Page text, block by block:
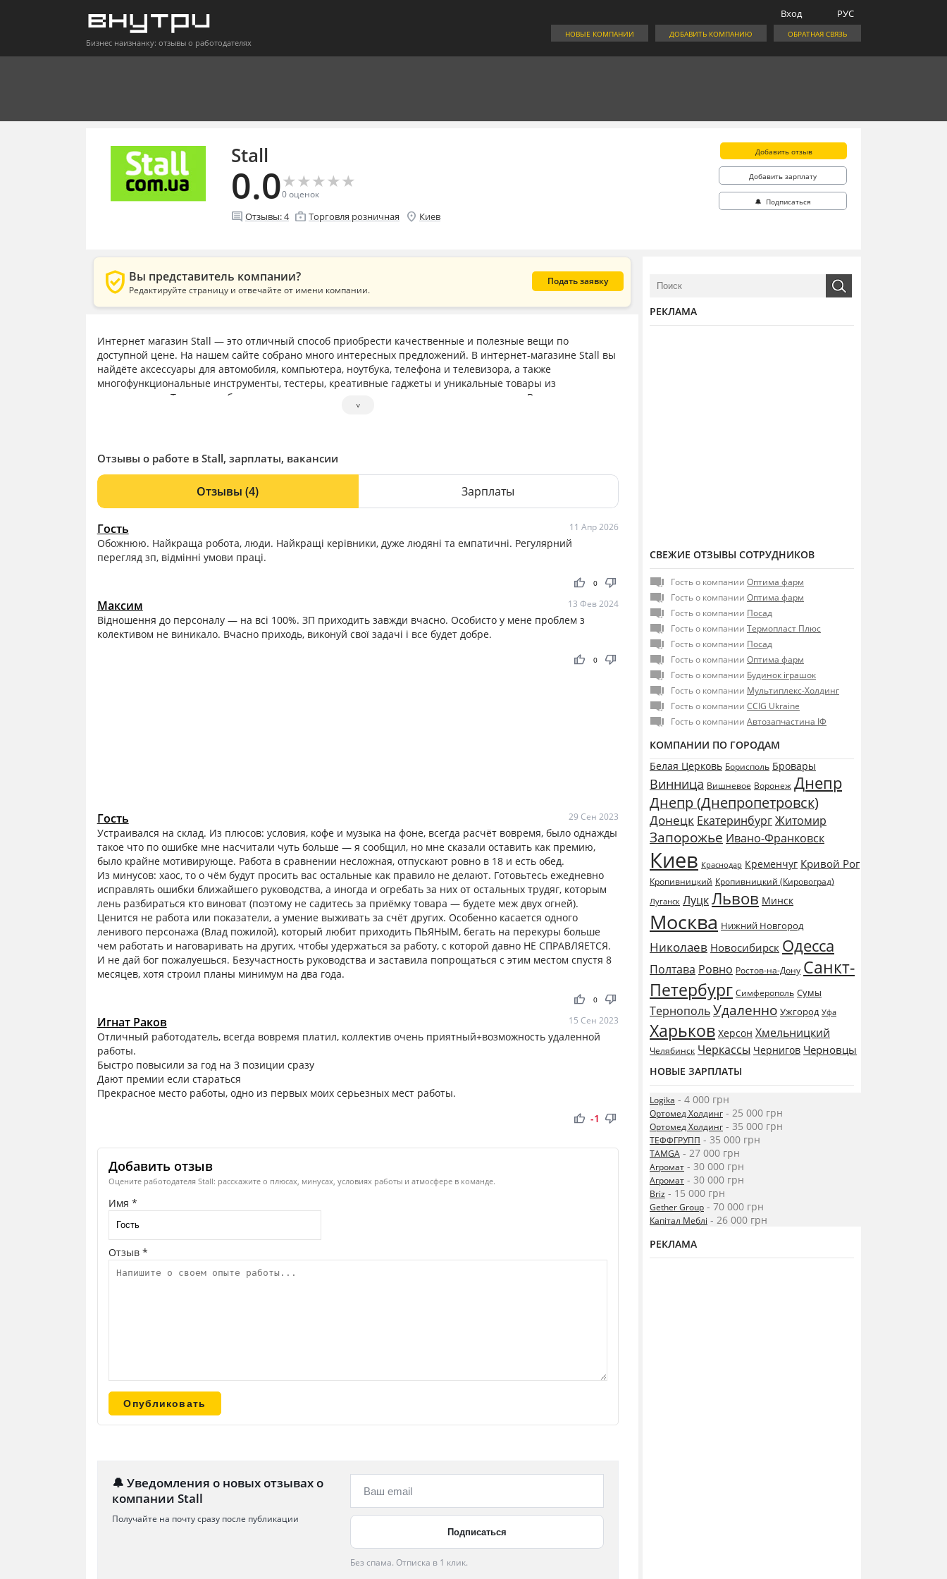
Бизнес наизнанку: отзывы о работодателях
РУС
Вход
ОБРАТНАЯ СВЯЗЬ
ДОБАВИТЬ КОМПАНИЮ
НОВЫЕ КОМПАНИИ
Stall
0.0★
★★
★★
★★
★★
★
0оценок
comment Отзывы:4 enterprise Торговля розничная location_on Киев
Добавить отзыв
Добавить зарплату
🔔 Подписаться
verified_user Вы представитель компании?
Редактируйте страницу и отвечайте от имени компании.
Подать заявку
Интернет магазин Stall — это отличный способ приобрести качественные и полезные вещи по
доступной цене. На нашем сайте собрано много интересных предложений. В интернет-магазине Stall вы
найдёте аксессуары для автомобиля, компьютера, ноутбука, телефона и телевизора, а также
многофункциональные инструменты, тестеры, креативные гаджеты и уникальные товары из
телемагазина. Теперь проблема покупки оригинальных и полезных подарков решена. В нашем магазине
есть вещи для любого возраста и повода. Не знаете, что приобрести? Обращайтесь, и мы посоветуем
˅
Отзывы о работе в Stall, зарплаты, вакансии
Отзывы(4) Зарплаты
Гость 11 Апр 2026
Обожнюю. Найкраща робота, люди. Найкращі керівники, дуже людяні та емпатичні. Регулярний
перегляд зп, відмінні умови праці.
thumb_up thumb_down
0
Максим 13 Фев 2024
Відношення до персоналу — на всі 100%. ЗП приходить завжди вчасно. Особисто у мене проблем з
колективом не виникало. Вчасно приходь, виконуй свої задачі і все будет добре.
thumb_up thumb_down
0
Гость 29 Сен 2023
Устраивался на склад. Из плюсов: условия, кофе и музыка на фоне, всегда расчёт вовремя, было однажды
такое что по ошибке мне насчитали чуть больше — я сообщил, но мне сказали оставить как премию,
было крайне мотивирующе. Работа в сравнении несложная, отпускают ровно в 18 и есть обед.
Из минусов: хаос, то о чём будут просить вас остальные как правило не делают. Готовьтесь ежедневно
исправлять ошибки ближайшего руководства, а иногда и огребать за них от остальных трудяг, которым
лень разбираться кто виноват (поэтому не садитесь за приёмку товара — будете меж двух огней).
Ценится не работа или показатели, а умение выживать за счёт других. Особенно касается одного
ленивого персонажа (Влад пожилой), который любит приходить ПЬЯНЫМ, бегать на перекуры больше
чем работать и наговаривать на других, чтобы удержаться за работу, с которой давно НЕ СПРАВЛЯЕТСЯ.
И не дай бог пожалуешься. Безучастность руководства и заставила попрощаться с этим местом спустя 8
месяцев, хотя строил планы минимум на два года.
thumb_up thumb_down
0
Игнат Раков 15 Сен 2023
Отличный работодатель, всегда вовремя платил, коллектив очень приятный+возможность удаленной
работы.
Быстро повысили за год на 3 позиции сразу
Дают премии если стараться
Прекрасное место работы, одно из первых моих серьезных мест работы.
thumb_up thumb_down
-1
Добавить отзыв
Оцените работодателя Stall: расскажите о плюсах, минусах, условиях работы и атмосфере в команде.
Имя *
Отзыв *
🔔 Уведомления о новых отзывах о
компании Stall
Получайте на почту сразу после публикации
Без спама. Отписка в 1 клик.
РЕКЛАМА
СВЕЖИЕ ОТЗЫВЫ СОТРУДНИКОВ
Гость о компании Оптима фарм
Гость о компании Оптима фарм
Гость о компании Посад
Гость о компании Термопласт Плюс
Гость о компании Посад
Гость о компании Оптима фарм
Гость о компании Будинок іграшок
Гость о компании Мультиплекс-Холдинг
Гость о компании CCIG Ukraine
Гость о компании Автозапчастина ІФ
КОМПАНИИ ПО ГОРОДАМ
Белая Церковь Борисполь Бровары
Винница Вишневое Воронеж Днепр
Днепр (Днепропетровск)
Донецк ЕкатеринбургЖитомир
Запорожье Ивано-Франковск
Киев Краснодар Кременчуг Кривой Рог
Кропивницкий Кропивницкий (Кировоград)
Луганск ЛуцкЛьвов Минск
Москва Нижний Новгород
Николаев Новосибирск Одесса
Полтава Ровно Ростов-на-Дону Санкт-
Петербург Симферополь Сумы
ТернопольУдаленно Ужгород Уфа
Харьков Херсон Хмельницкий
Челябинск Черкассы Чернигов Черновцы
НОВЫЕ ЗАРПЛАТЫ
Logika - 4 000 грн
Ортомед Холдинг - 25 000 грн
Ортомед Холдинг - 35 000 грн
ТЕФФГРУПП - 35 000 грн
TAMGA - 27 000 грн
Агромат - 30 000 грн
Агромат - 30 000 грн
Briz - 15 000 грн
Gether Group - 70 000 грн
Капітал Меблі - 26 000 грн
РЕКЛАМА